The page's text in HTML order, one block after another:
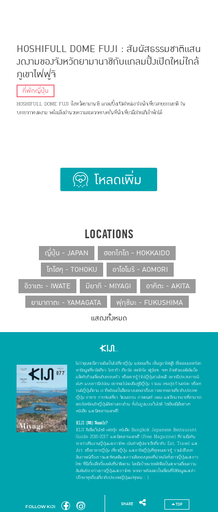
HOSHIFULL DOME FUJI : สัมผัสธรรมชาติแสน
งดงามของจังหวัดยามานาชิกับแกลมปิ้งเปิดใหม่ใกล้
ภูเขาไฟฟูจิ
ที่พักญี่ปุ่น
HOSHIFULL DOME FUJI จังหวัดยามานาชิ แกลมปิ้งเปิดใหม่เอาใจนักเที่ยวสายธรรมชาติ ใน
บรรยากาศงดงาม พร้อมสิ่งอำนวยความสะดวกครบครันที่นักเที่ยวมือใหม่ก็เข้าพักได้
LOCATIONS
ญี่ปุ่น - JAPAN
ฮอกไกโด - HOKKAIDO
โทโฮคุ - TOHOKU
อาโอโมริ - AOMORI
อิวาเตะ - IWATE
มิยากิ - MIYAGI
อาคิตะ - AKITA
ยามากาตะ - YAMAGATA
ฟุกุชิมะ - FUKUSHIMA
คันโต - KANTO
โตเกียว - TOKYO
อิบารากิ - IBARAKI
โทชิกิ - TOCHIGI
ไซตามะ - SAITAMA
ชิบะ - CHIBA
คานางาวะ - KANAGAWA
โยโกฮาม่า - YOKOHAMA
ชูบุ - CHUBU
นีงาตะ - NIIGATA
โทยามะ - TOYAMA
อิชิกาวะ - ISHIKAWA
ยามานาชิ - YAMANASHI
นากาโน่ - NAGANO
ชิซูโอกะ - SHIZUOKA
ไอจิ - AICHI
นาโกย่า - NAGOYA
คันไซ - KANSAI
เฮียวโงะ - HYOGO
นารา - NARA
แสดงทั้งหมด
ไม่ว่าคุณจะมีความฝันเป็นไปเที่ยวญี่ปุ่น แช่ออนเซ็น เห็นภูเขาไฟฟูจิ เยี่ยมชมมรดกโลก
หาข้อมูลเที่ยวโตเกียว โอซาก้า เกียวโต ฮอกไกโด ฟุกุโอกะ ฯลฯ ด้วยตัวเองสไตล์แบ็ค
แพ็คกับก๊วนเพื่อนกับครอบครัว หรืออยากรู้ว่าไปญี่ปุ่นช่วงไหนดี อยากมีประสบการณ์
เจ๋งๆ แบบชาวนิปปอน อยากจะไปลองชิมซูชิญี่ปุ่น ราเมน เทมปุระร้านอร่อย หรือเท
รนด์ญี่ปุ่นก็ตาม เราก็พร้อมเป็นสื่อกลางบอกเล่าเรื่องราวหลากหลายเกี่ยวกับประเทศ
ญี่ปุ่น อาหาร การท่องเที่ยว วัฒนธรรม ภาพยนตร์ เพลง และอีกมากมายที่สามารถ
ตอบโจทย์คนรักญี่ปุ่นได้อย่างครบถ้วน ทั้งในรูปแบบเว็บไซต์ โซเชียลมีเดียต่างๆ
หนังสือ และนิตยสารแจกฟรี!
KIJI (คิจิ) คืออะไร?
KIJI คือสื่อเว็บไซต์ เฟซบุ๊ก หนังสือ Bangkok Japanese Restaurant
Guide 2016-2017 และนิตยสารแจกฟรี (Free Magazine) ที่ร่วมมือกัน
ระหว่างทีมงานญี่ปุ่นและชาวไทย เน้นทำสกู๊ปเจาะลึกเกี่ยวกับ Eat, Travel และ
Art หรืออาหารญี่ปุ่น เที่ยวญี่ปุ่น และอาร์ตญี่ปุ่นที่ทุกคนอยากรู้ รวมไปถึงบท
สัมภาษณ์เรื่องราวและทัศนคติและความคิดของบุคคลที่น่าสนใจทั้งชาวญี่ปุ่นและชาว
ไทย ที่มีเบื้องลึกเบื้องหลังที่น่าติดตาม โดยมีเป้าหมายหลักคือเป็นสะพานเชื่อมความ
สัมพันธ์ระหว่างชาวญี่ปุ่นและชาวไทย พวกเราพร้อมจะเป็นเพื่อนที่ให้ข้อมูลและคำ
ปรึกษาทุกเรื่องเกี่ยวกับประเทศญี่ปุ่นแก่ทุกคน : )
FOLLOW KIJI SHARE TOP